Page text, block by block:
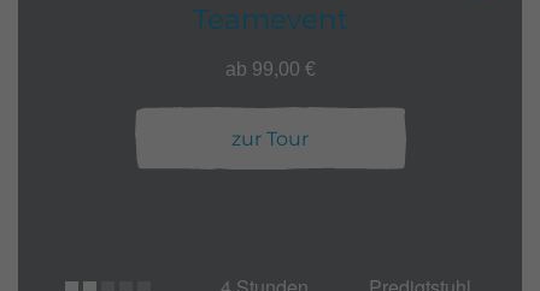
Teamevent
ab 99,00 €
zur Tour